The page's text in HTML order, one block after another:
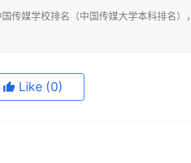
传媒学校排名（中国传媒大学本科排名），
Like (0)